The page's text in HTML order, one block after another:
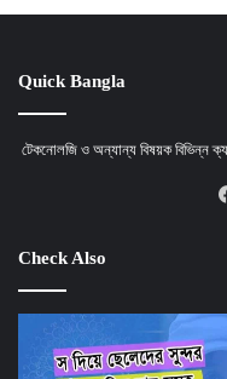
Quick Bangla
টেকনোলজি ও অন্যান্য বিষয়ক বিভিন্ন
Check Also